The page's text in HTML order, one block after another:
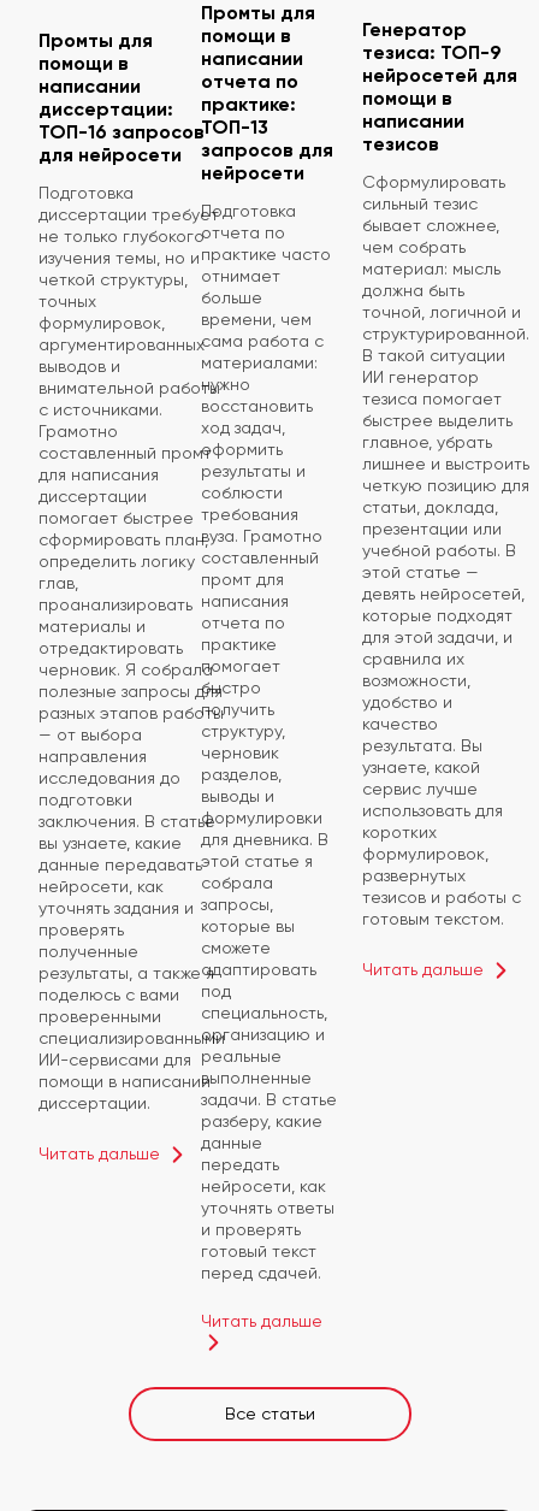
Промты для
помощи в
написании
диссертации:
ТОП-16 запросов
для нейросети
Подготовка
диссертации требует
не только глубокого
изучения темы, но и
четкой структуры,
точных
формулировок,
аргументированных
выводов и
внимательной работы
с источниками.
Грамотно
составленный промт
для написания
диссертации
помогает быстрее
сформировать план,
определить логику
глав,
проанализировать
материалы и
отредактировать
черновик. Я собрала
полезные запросы для
разных этапов работы
— от выбора
направления
исследования до
подготовки
заключения. В статье
вы узнаете, какие
данные передавать
нейросети, как
уточнять задания и
проверять
полученные
результаты, а также я
поделюсь с вами
проверенными
специализированными
ИИ-сервисами для
помощи в написании
диссертации.
Читать дальше
Промты для
помощи в
написании
отчета по
практике:
ТОП-13
запросов для
нейросети
Подготовка
отчета по
практике часто
отнимает
больше
времени, чем
сама работа с
материалами:
нужно
восстановить
ход задач,
оформить
результаты и
соблюсти
требования
вуза. Грамотно
составленный
промт для
написания
отчета по
практике
помогает
быстро
получить
структуру,
черновик
разделов,
выводы и
формулировки
для дневника. В
этой статье я
собрала
запросы,
которые вы
сможете
адаптировать
под
специальность,
организацию и
реальные
выполненные
задачи. В статье
разберу, какие
данные
передать
нейросети, как
уточнять ответы
и проверять
готовый текст
перед сдачей.
Читать дальше
Генератор
тезиса: ТОП-9
нейросетей для
помощи в
написании
тезисов
Сформулировать
сильный тезис
бывает сложнее,
чем собрать
материал: мысль
должна быть
точной, логичной и
структурированной.
В такой ситуации
ИИ генератор
тезиса помогает
быстрее выделить
главное, убрать
лишнее и выстроить
четкую позицию для
статьи, доклада,
презентации или
учебной работы. В
этой статье —
девять нейросетей,
которые подходят
для этой задачи, и
сравнила их
возможности,
удобство и
качество
результата. Вы
узнаете, какой
сервис лучше
использовать для
коротких
формулировок,
развернутых
тезисов и работы с
готовым текстом.
Читать дальше
Все статьи